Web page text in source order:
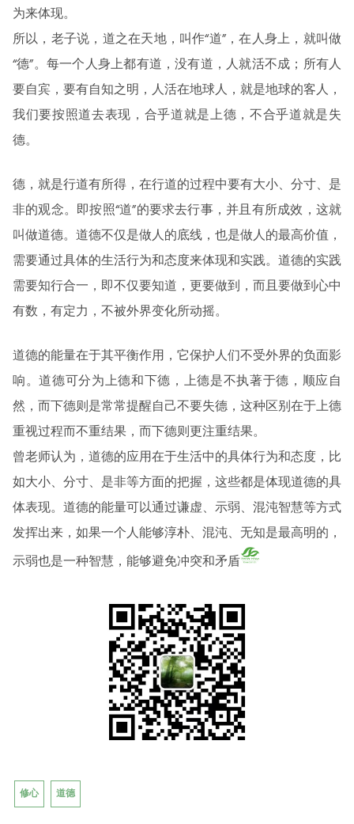
为来体现。
所以，老子说，道之在天地，叫作“道”，在人身上，就叫做
“德”。每一个人身上都有道，没有道，人就活不成；所有人
要自宾，要有自知之明，人活在地球人，就是地球的客人，
我们要按照道去表现，合乎道就是上德，不合乎道就是失
德。
德，就是行道有所得，在行道的过程中要有大小、分寸、是
非的观念。即按照“道”的要求去行事，并且有所成效，这就
叫做道德。道德不仅是做人的底线，也是做人的最高价值，
需要通过具体的生活行为和态度来体现和实践。道德的实践
需要知行合一，即不仅要知道，更要做到，而且要做到心中
有数，有定力，不被外界变化所动摇。
道德的能量在于其平衡作用，它保护人们不受外界的负面影
响。道德可分为上德和下德，上德是不执著于德，顺应自
然，而下德则是常常提醒自己不要失德，这种区别在于上德
重视过程而不重结果，而下德则更注重结果。
曾老师认为，道德的应用在于生活中的具体行为和态度，比
如大小、分寸、是非等方面的把握，这些都是体现道德的具
体表现。道德的能量可以通过谦虚、示弱、混沌智慧等方式
发挥出来，如果一个人能够淳朴、混沌、无知是最高明的，
示弱也是一种智慧，能够避免冲突和矛盾
修心 道德